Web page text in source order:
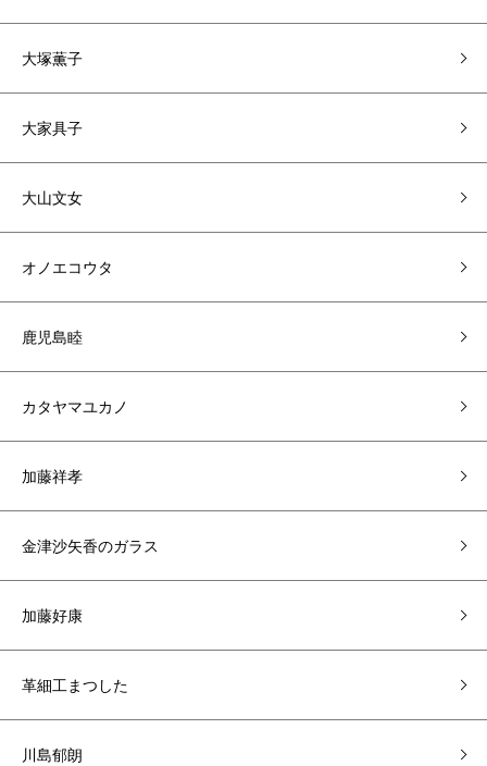
大塚薫子
大家具子
大山文女
オノエコウタ
鹿児島睦
カタヤマユカノ
加藤祥孝
金津沙矢香のガラス
加藤好康
革細工まつした
川島郁朗